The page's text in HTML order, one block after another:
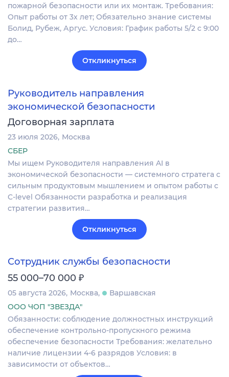
пожарной безопасности или их монтаж. Требования:
Опыт работы от 3х лет; Обязательно знание системы
Болид, Рубеж, Аргус. Условия: График работы 5/2 с 9:00
до…
Откликнуться
Руководитель направления
экономической безопасности
Договорная зарплата
23 июля 2026 Москва
СБЕР
Мы ищем Руководителя направления AI в
экономической безопасности — системного стратега с
сильным продуктовым мышлением и опытом работы с
C-level Обязанности разработка и реализация
стратегии развития…
Откликнуться
Сотрудник службы безопасности
55 000–70 000 ₽
05 августа 2026 Москва
Варшавская
ООО ЧОП "ЗВЕЗДА"
Обязанности: соблюдение должностных инструкций
обеспечение контрольно-пропускного режима
обеспечение безопасности Требования: желательно
наличие лицензии 4-6 разрядов Условия: в
зависимости от объектов…